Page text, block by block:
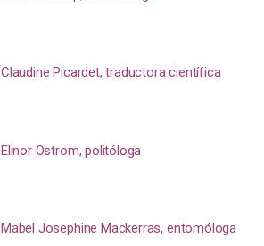
Claudine Picardet, traductora científica
Elinor Ostrom, politóloga
Mabel Josephine Mackerras, entomóloga